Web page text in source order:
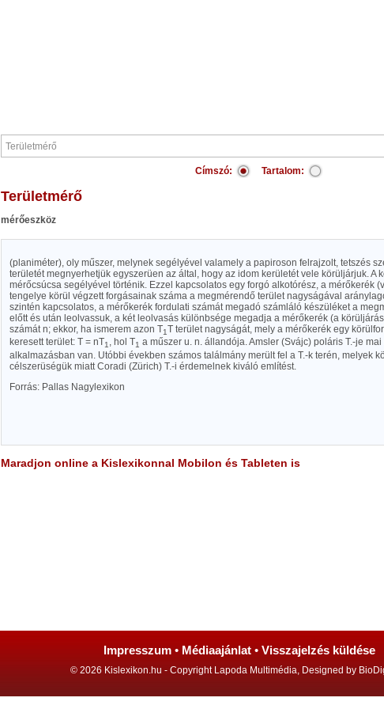
Címszó: Tartalom:
Területmérő
mérőeszköz
(planiméter), oly műszer, melynek segélyével valamely a papiroson felrajzolt, tetszés
területét megnyerhetjük egyszerüen az által, hogy az idom kerületét vele körüljárjuk. A
mérőcsúcsa segélyével történik. Ezzel kapcsolatos egy forgó alkotórész, a mérőkerék
tengelye körül végzett forgásainak száma a megmérendő terület nagyságával
szintén kapcsolatos, a mérőkerék fordulati számát megadó számláló készüléket a
előtt és után leolvassuk, a két leolvasás különbsége megadja a mérőkerék (a
számát n; ekkor, ha ismerem azon T1T terület nagyságát, mely a mérőkerék egy
keresett terület: T = nT1, hol T1 a műszer u. n. állandója. Amsler (Svájc) poláris T.-je
alkalmazásban van. Utóbbi években számos találmány merült fel a T.-k terén, melyek
célszerüségük miatt Coradi (Zürich) T.-i érdemelnek kiváló említést.
Forrás: Pallas Nagylexikon
Maradjon online a Kislexikonnal Mobilon és Tableten is
Impresszum • Médiaajánlat • Visszajelzés küldése
© 2026 Kislexikon.hu - Copyright Lapoda Multimédia, Designed by